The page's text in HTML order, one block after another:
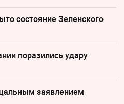
состояние Зеленского
поразились удару
заявлением